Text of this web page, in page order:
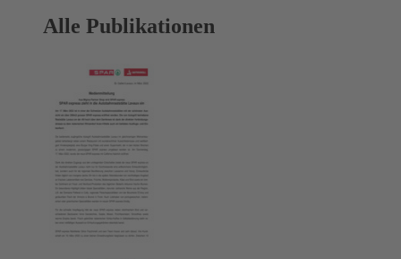
Alle Publikationen